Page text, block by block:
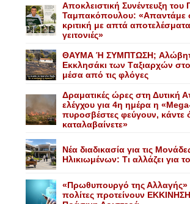
Αποκλειστική Συνέντευξη του
Ταμπακόπουλου: «Απαντάμε
κριτική με απτά
γειτονιές»
ΘΑΥΜΑ Ή ΣΥΜΠΤΩΣΗ;
Eκκλησάκι των Tαξιαρχών
μέσα από τις φλόγες
Δραματικές ώρες στη Δυτική
ελέγχου για 4η ημέρα η
πυροσβέστες φεύγουν, κάντε
καταλαβαίνετε»
Nέα διαδικασία για τις
Hλικιωμένων: Tι αλλάζει για
«Πρωθυπουργό της Αλλαγής»
πολίτες προτείνουν